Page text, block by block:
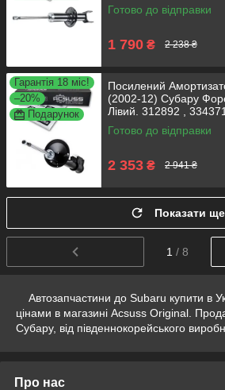
Готово до відправки
1 790 ₴ 2 238 ₴
Гарантія 18 міс!
–20%
Подарунок
Посилений
(2002-12) Субару
Лівий. 312892 ,
Готово до відправки
2 353 ₴ 2 941 ₴
Показати ще
1 / 8
Автозапчастини до Subaru купити в
цінами в магазині Acsuss Original.
Субару, від південнокорейського
Про нас